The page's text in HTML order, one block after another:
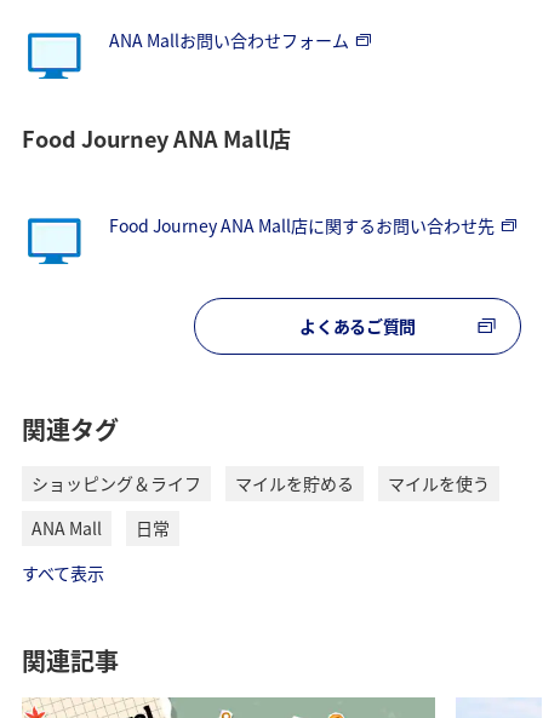
ANA Mallお問い合わせフォーム
Food Journey ANA Mall店
Food Journey ANA Mall店に関するお問い合わせ先
よくあるご質問
関連タグ
ショッピング＆ライフ マイルを貯める
マイルを使う
ANA Mall
日常
すべて表示
関連記事